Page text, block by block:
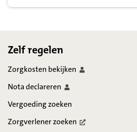
Zelf regelen
Zorgkosten bekijken
Notadeclareren
Vergoeding zoeken
Zorgverlenerzoeken